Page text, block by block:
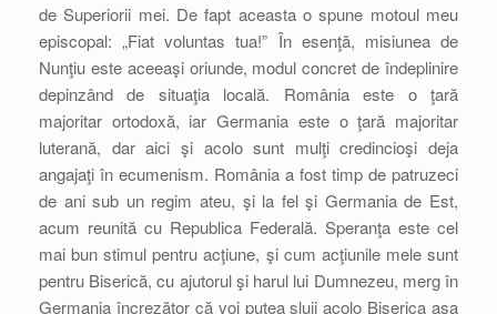
de Superiorii mei. De fapt aceasta o spune motoul meu
episcopal: „Fiat voluntas tua!” În esenţă, misiunea de
Nunţiu este aceeaşi oriunde, modul concret de îndeplinire
depinzând de situaţia locală. România este o ţară
majoritar ortodoxă, iar Germania este o ţară majoritar
luterană, dar aici şi acolo sunt mulţi credincioşi deja
angajaţi în ecumenism. România a fost timp de patruzeci
de ani sub un regim ateu, şi la fel şi Germania de Est,
acum reunită cu Republica Federală. Speranţa este cel
mai bun stimul pentru acţiune, şi cum acţiunile mele sunt
pentru Biserică, cu ajutorul şi harul lui Dumnezeu, merg în
Germania încrezător că voi putea sluji acolo Biserica aşa